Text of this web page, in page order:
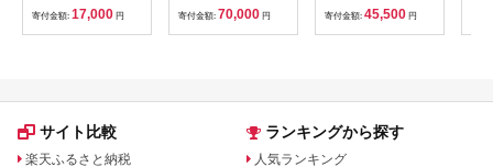
愛い コンパクト ス
リム 猫 レザー
232238_CM029VC0
寄付金額: 17,000 円
3001 牛革 日本製 歩
きやすい 履きやすい
レザースニーカー カ
0580]
寄付金額: 70,000 円
シューズ 靴くつ クツ
スポーティー スタイ
ル 岡山県 倉敷市 おす
寄付金額: 45,500 円
サイト比較
楽天ふるさと納税
ランキングから探す
人気ランキング